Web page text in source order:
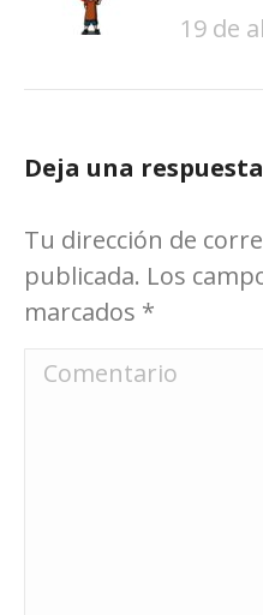
19 de
Deja una respuesta
Tu dirección de
publicada. Los
marcados *
Comentario